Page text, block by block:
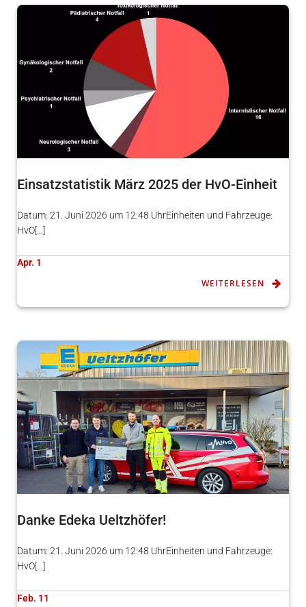
Einsatzstatistik März 2025 der HvO-Einheit
Datum: 21. Juni 2026 um 12:48 UhrEinheiten und Fahrzeuge:
HvO[…]
Apr. 1
WEITERLESEN
Danke Edeka Ueltzhöfer!
Datum: 21. Juni 2026 um 12:48 UhrEinheiten und Fahrzeuge:
HvO[…]
Feb. 11